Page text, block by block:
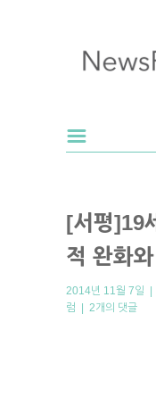
[서평]19
적 완화
2014년 11월 7일
럼 | 2개의 댓글